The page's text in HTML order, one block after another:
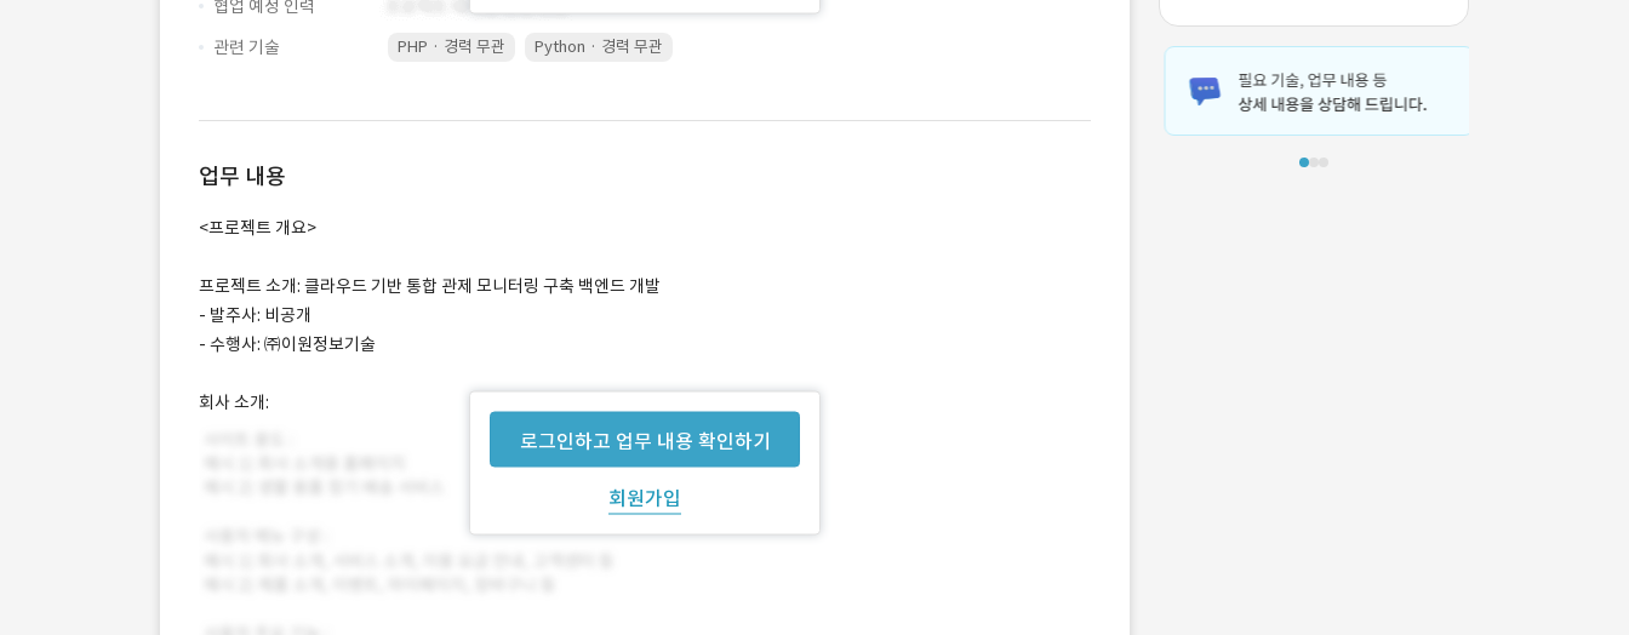
협업 예정 인력
관련 기술
PHP · 경력 무관 Python · 경력 무관
업무 내용
로그인하고 업무 내용 확인하기
회원가입
<프로젝트 개요>
프로젝트 소개: 클라우드 기반 통합 관제 모니터링 구축 백엔드 개발
- 발주사: 비공개
- 수행사: ㈜이원정보기술
회사 소개: